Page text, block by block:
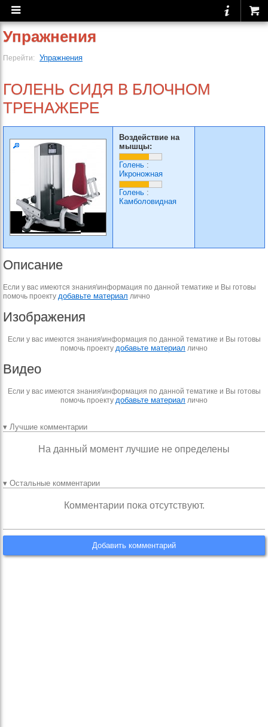
Упражнения
Перейти: Упражнения
ГОЛЕНЬ СИДЯ В БЛОЧНОМ
ТРЕНАЖЕРЕ
Воздействие на
мышцы:
Голень :
Икроножная
Голень :
Камболовидная
Описание
Если у вас имеются знания\информация по данной тематике и Вы готовы
помочь проекту добавьте материал лично
Изображения
Если у вас имеются знания\информация по данной тематике и Вы готовы
помочь проекту добавьте материал лично
Видео
Если у вас имеются знания\информация по данной тематике и Вы готовы
помочь проекту добавьте материал лично
▾ Лучшие комментарии
На данный момент лучшие не определены
▾ Остальные комментарии
Комментарии пока отсутствуют.
Добавить комментарий